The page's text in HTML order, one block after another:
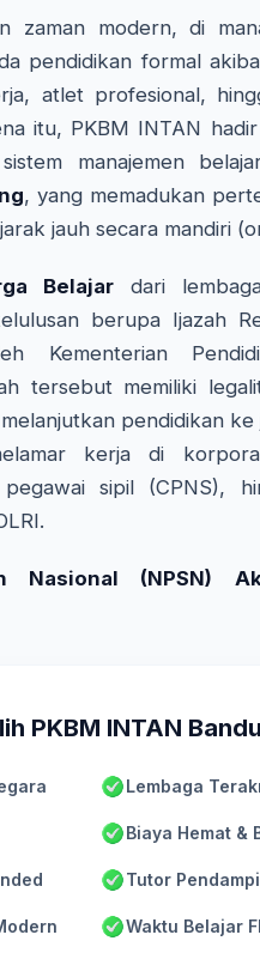
zaman modern, di
pendidikan formal
atlet profesional,
itu, PKBM INTAN
manajemen
, yang memadukan
jauh secara mandiri
Belajar dari
berupa Ijazah
Kementerian
tersebut memiliki
pendidikan
kerja di
sipil (CPNS),
Nasional (NPSN)
PKBM INTAN
Lembaga
Biaya Hemat &
Tutor
Waktu Belajar